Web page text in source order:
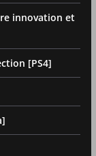
innovation et
[PS4]